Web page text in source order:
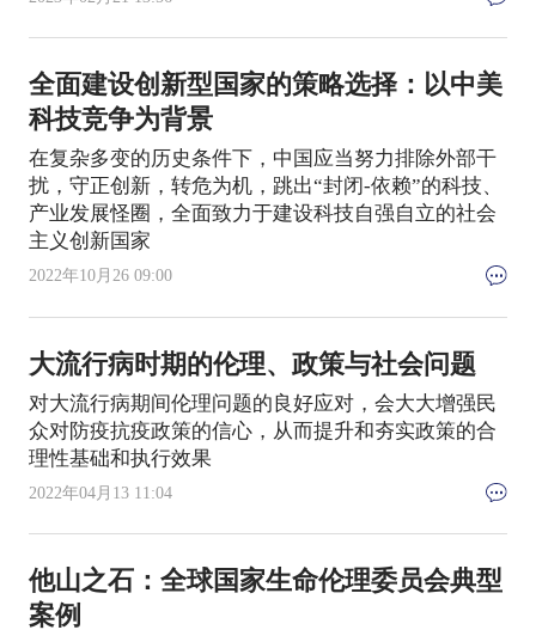
全面建设创新型国家的策略选择：以中美
科技竞争为背景
在复杂多变的历史条件下，中国应当努力排除外部干
扰，守正创新，转危为机，跳出“封闭-依赖”的科技、
产业发展怪圈，全面致力于建设科技自强自立的社会
主义创新国家
2022年10月26 09:00
大流行病时期的伦理、政策与社会问题
对大流行病期间伦理问题的良好应对，会大大增强民
众对防疫抗疫政策的信心，从而提升和夯实政策的合
理性基础和执行效果
2022年04月13 11:04
他山之石：全球国家生命伦理委员会典型
案例